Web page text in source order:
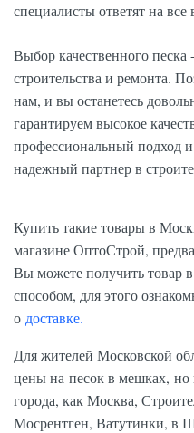
специалисты ответят на
Выбор качественного песка
строительства и ремонта.
нам, и вы останетесь
гарантируем высокое
профессиональный подход
надежный партнер в
Купить такие товары в
магазине ОптоСтрой,
Вы можете получить товар
способом, для этого
о доставке.
Для жителей Московской
цены на песок в мешках, но
города, как Москва,
Мосрентген, Ватутинки, в